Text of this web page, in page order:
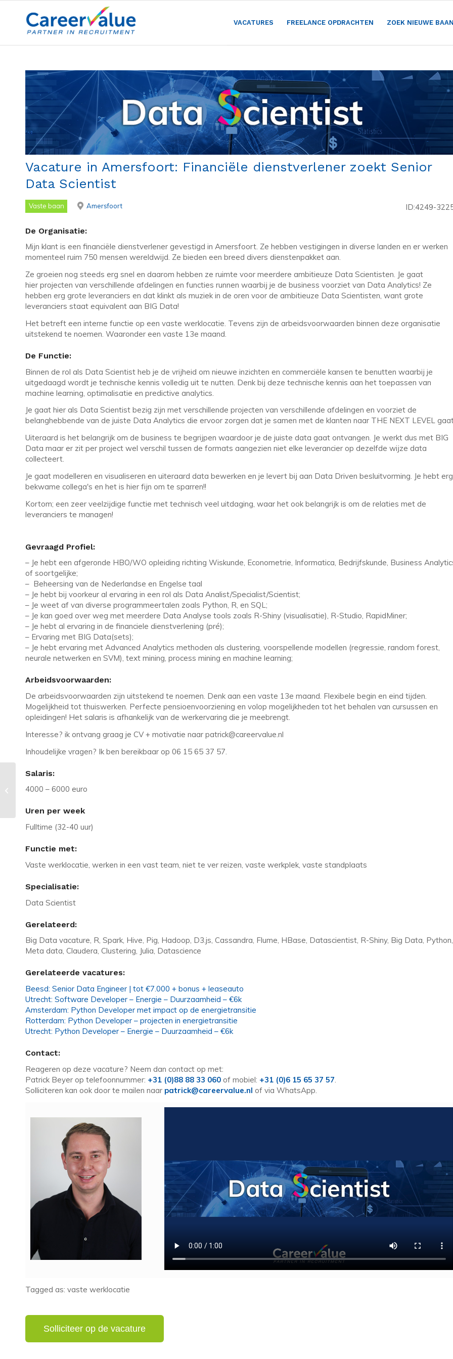
VACATURES FREELANCE OPDRACHTEN ZOEK NIEUWE BAAN
Vacature in Amersfoort: Financiële dienstverlener zoekt Senior
Data Scientist
Vaste baan Amersfoort ID:4249-
De Organisatie:
Mijn klant is een financiële dienstverlener gevestigd in Amersfoort. Ze hebben vestigingen in diverse landen en er werken
momenteel ruim 750 mensen wereldwijd. Ze bieden een breed divers dienstenpakket aan.
Ze groeien nog steeds erg snel en daarom hebben ze ruimte voor meerdere ambitieuze Data Scientisten. Je gaat
hier projecten van verschillende afdelingen en functies runnen waarbij je de business voorziet van Data Analytics! Ze
hebben erg grote leveranciers en dat klinkt als muziek in de oren voor de ambitieuze Data Scientisten, want grote
leveranciers staat equivalent aan BIG Data!
Het betreft een interne functie op een vaste werklocatie. Tevens zijn de arbeidsvoorwaarden binnen deze organisatie
uitstekend te noemen. Waaronder een vaste 13e maand.
De Functie:
Binnen de rol als Data Scientist heb je de vrijheid om nieuwe inzichten en commerciële kansen te benutten waarbij je
uitgedaagd wordt je technische kennis volledig uit te nutten. Denk bij deze technische kennis aan het toepassen van
machine learning, optimalisatie en predictive analytics.
Je gaat hier als Data Scientist bezig zijn met verschillende projecten van verschillende afdelingen en voorziet de
belanghebbende van de juiste Data Analytics die ervoor zorgen dat je samen met de klanten naar THE NEXT LEVEL
Uiteraard is het belangrijk om de business te begrijpen waardoor je de juiste data gaat ontvangen. Je werkt dus met BIG
Data maar er zit per project wel verschil tussen de formats aangezien niet elke leverancier op dezelfde wijze data
collecteert.
Je gaat modelleren en visualiseren en uiteraard data bewerken en je levert bij aan Data Driven besluitvorming. Je hebt erg
bekwame collega's en het is hier fijn om te sparren!!
Kortom; een zeer veelzijdige functie met technisch veel uitdaging, waar het ook belangrijk is om de relaties met de
leveranciers te managen!
Gevraagd Profiel:
– Je hebt een afgeronde HBO/WO opleiding richting Wiskunde, Econometrie, Informatica, Bedrijfskunde, Business
of soortgelijke;
– Beheersing van de Nederlandse en Engelse taal
– Je hebt bij voorkeur al ervaring in een rol als Data Analist/Specialist/Scientist;
– Je weet af van diverse programmeertalen zoals Python, R, en SQL;
– Je kan goed over weg met meerdere Data Analyse tools zoals R-Shiny (visualisatie), R-Studio, RapidMiner;
– Je hebt al ervaring in de financiele dienstverlening (pré);
– Ervaring met BIG Data(sets);
– Je hebt ervaring met Advanced Analytics methoden als clustering, voorspellende modellen (regressie, random forest,
neurale netwerken en SVM), text mining, process mining en machine learning;
Arbeidsvoorwaarden:
De arbeidsvoorwaarden zijn uitstekend te noemen. Denk aan een vaste 13e maand. Flexibele begin en eind tijden.
Mogelijkheid tot thuiswerken. Perfecte pensioenvoorziening en volop mogelijkheden tot het behalen van cursussen en
opleidingen! Het salaris is afhankelijk van de werkervaring die je meebrengt.
Interesse? ik ontvang graag je CV + motivatie naar patrick@careervalue.nl
Inhoudelijke vragen? Ik ben bereikbaar op 06 15 65 37 57.
Salaris:
4000 – 6000 euro
Uren per week
Fulltime (32-40 uur)
Functie met:
Vaste werklocatie, werken in een vast team, niet te ver reizen, vaste werkplek, vaste standplaats
Specialisatie:
Data Scientist
Gerelateerd:
Big Data vacature, R, Spark, Hive, Pig, Hadoop, D3.js, Cassandra, Flume, HBase, Datascientist, R-Shiny, Big Data, Python,
Meta data, Claudera, Clustering, Julia, Datascience
Gerelateerde vacatures:
Beesd: Senior Data Engineer | tot €7.000 + bonus + leaseauto
Utrecht: Software Developer – Energie – Duurzaamheid – €6k
Amsterdam: Python Developer met impact op de energietransitie
Rotterdam: Python Developer – projecten in energietransitie
Utrecht: Python Developer – Energie – Duurzaamheid – €6k
Contact:
Reageren op deze vacature? Neem dan contact op met:
Patrick Beyer op telefoonnummer: +31 (0)88 88 33 060 of mobiel: +31 (0)6 15 65 37 57.
Solliciteren kan ook door te mailen naar patrick@careervalue.nl of via WhatsApp.
Tagged as: vaste werklocatie
Vacature in Wageningen: Linux